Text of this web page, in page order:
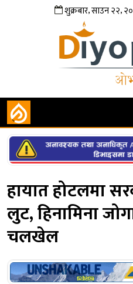
शुक्रबार,साउन२२,
हायात होटलमा
लुट, हिनामिना
चलखेल